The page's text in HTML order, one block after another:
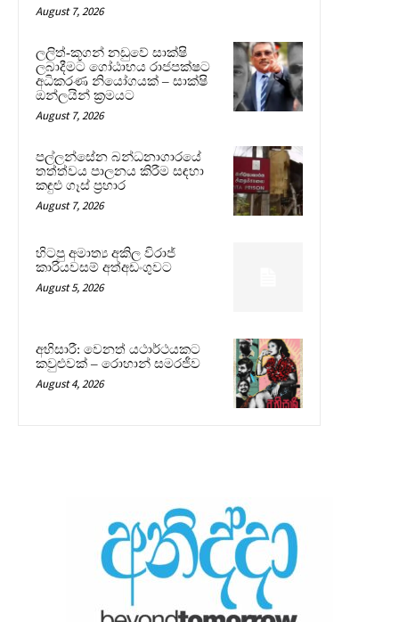
August 7, 2026
ලලිත්-කූගන් නඩුවේ සාක්ෂි
ලබාදීමට ගෝඨාභය රාජපක්ෂට
අධිකරණ නියෝගයක් – සාක්ෂි
ඔන්ලයින් ක්‍රමයට
August 7, 2026
පල්ලන්සේන බන්ධනාගාරයේ
තත්ත්වය පාලනය කිරීම සඳහා
කඳුළු ගෑස් ප්‍රහාර
August 7, 2026
හිටපු අමාත්‍ය අකිල විරාජ්
කාරියවසම් අත්අඩංගුවට
August 5, 2026
අභිසාරී: වෙනත් යථාර්ථයකට
කවුළුවක් – රොහාන් සමරජීව
August 4, 2026